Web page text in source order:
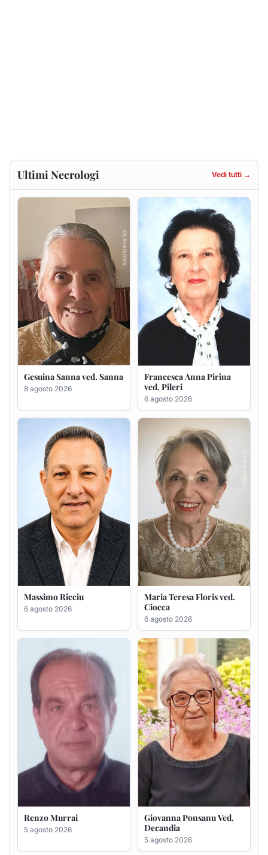
Ultimi Necrologi Vedi tutti →
Gesuina Sanna ved. Sanna
8 agosto 2026
Francesca Anna Pirina
ved. Pileri
6 agosto 2026
Massimo Ricciu
6 agosto 2026
Maria Teresa Floris ved.
Ciocca
6 agosto 2026
Renzo Murrai
5 agosto 2026
Giovanna Ponsanu Ved.
Decandia
5 agosto 2026